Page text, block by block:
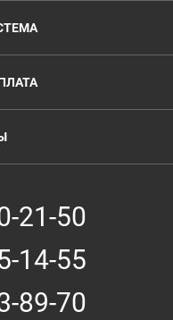
21-50
14-55
89-70